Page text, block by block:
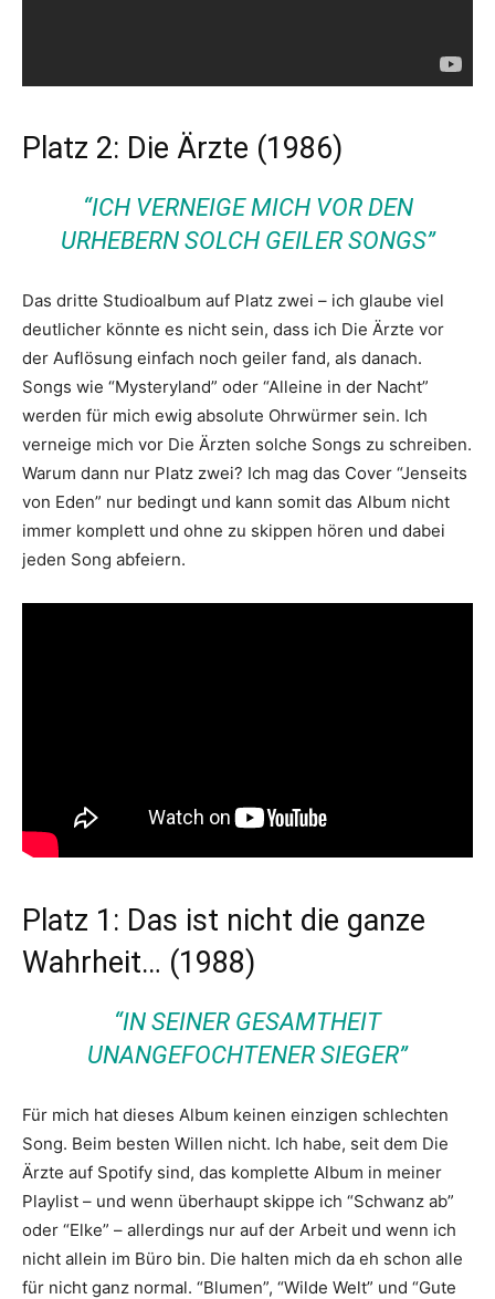
Platz 2: Die Ärzte (1986)
“ICH VERNEIGE MICH VOR DEN
URHEBERN SOLCH GEILER SONGS”
Das dritte Studioalbum auf Platz zwei – ich glaube viel
deutlicher könnte es nicht sein, dass ich Die Ärzte vor
der Auflösung einfach noch geiler fand, als danach.
Songs wie “Mysteryland” oder “Alleine in der Nacht”
werden für mich ewig absolute Ohrwürmer sein. Ich
verneige mich vor Die Ärzten solche Songs zu schreiben.
Warum dann nur Platz zwei? Ich mag das Cover “Jenseits
von Eden” nur bedingt und kann somit das Album nicht
immer komplett und ohne zu skippen hören und dabei
jeden Song abfeiern.
Platz 1: Das ist nicht die ganze
Wahrheit… (1988)
“IN SEINER GESAMTHEIT
UNANGEFOCHTENER SIEGER”
Für mich hat dieses Album keinen einzigen schlechten
Song. Beim besten Willen nicht. Ich habe, seit dem Die
Ärzte auf Spotify sind, das komplette Album in meiner
Playlist – und wenn überhaupt skippe ich “Schwanz ab”
oder “Elke” – allerdings nur auf der Arbeit und wenn ich
nicht allein im Büro bin. Die halten mich da eh schon alle
für nicht ganz normal. “Blumen”, “Wilde Welt” und “Gute